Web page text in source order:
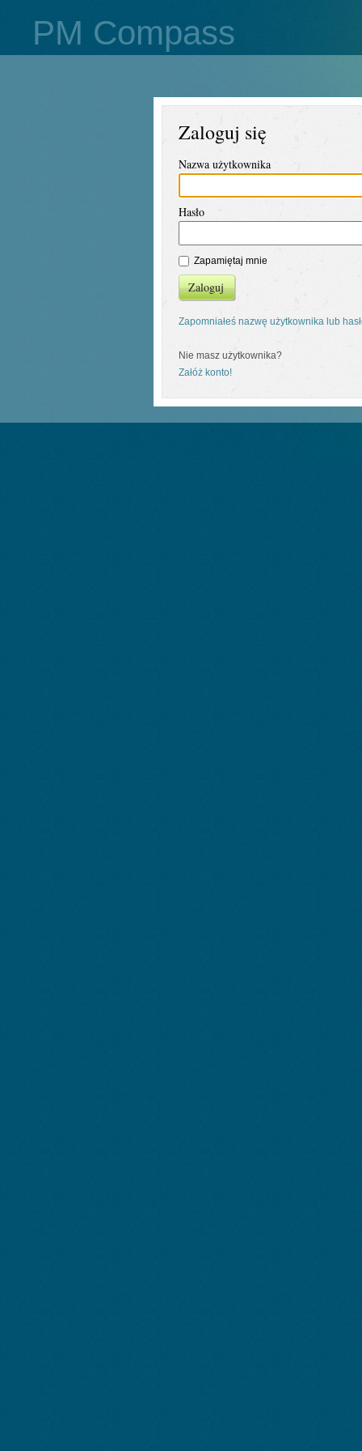
PM Compass
Zaloguj się
Nazwa użytkownika
Hasło
Zapamiętaj mnie
Zaloguj
Zapomniałeś nazwę użytkownika lub
Nie masz użytkownika?
Załóż konto!